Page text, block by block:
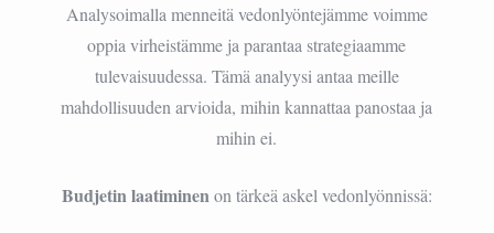
Analysoimalla menneitä vedonlyöntejämme voimme
oppia virheistämme ja parantaa strategiaamme
tulevaisuudessa. Tämä analyysi antaa meille
mahdollisuuden arvioida, mihin kannattaa panostaa ja
mihin ei.
Budjetin laatiminenon tärkeä askel vedonlyönnissä: